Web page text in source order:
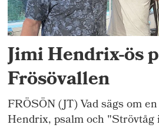
Jimi Hendrix-ös
Frösövallen
FRÖSÖN (JT) Vad sägs om
Hendrix, psalm och "Strövtåg